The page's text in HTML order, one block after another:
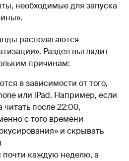
необходимые для запуска
располагаются
Раздел выглядит
причинам:
в зависимости от того,
или iPad. Например, если
после 22:00,
с того времени
и скрывать
каждую неделю, а